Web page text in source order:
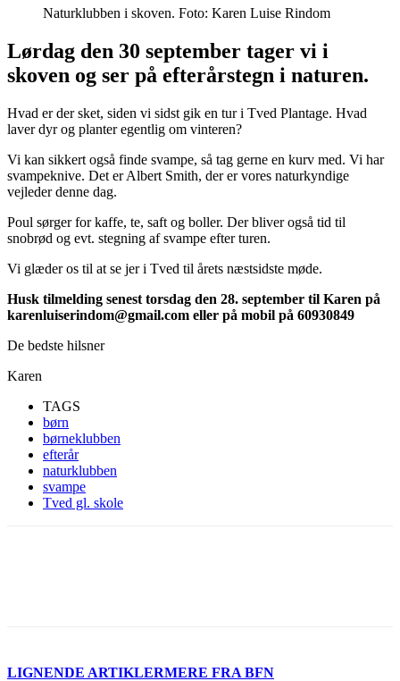
Naturklubben i skoven. Foto: Karen Luise Rindom
Lørdag den 30 september tager vi i
skoven og ser på efterårstegn i naturen.
Hvad er der sket, siden vi sidst gik en tur i Tved Plantage. Hvad
laver dyr og planter egentlig om vinteren?
Vi kan sikkert også finde svampe, så tag gerne en kurv med. Vi har
svampeknive. Det er Albert Smith, der er vores naturkyndige
vejleder denne dag.
Poul sørger for kaffe, te, saft og boller. Der bliver også tid til
snobrød og evt. stegning af svampe efter turen.
Vi glæder os til at se jer i Tved til årets næstsidste møde.
Husk tilmelding senest torsdag den 28. september til Karen på
karenluiserindom@gmail.com eller på mobil på 60930849
De bedste hilsner
Karen
TAGS
børn
børneklubben
efterår
naturklubben
svampe
Tved gl. skole
LIGNENDE ARTIKLERMERE FRA BFN